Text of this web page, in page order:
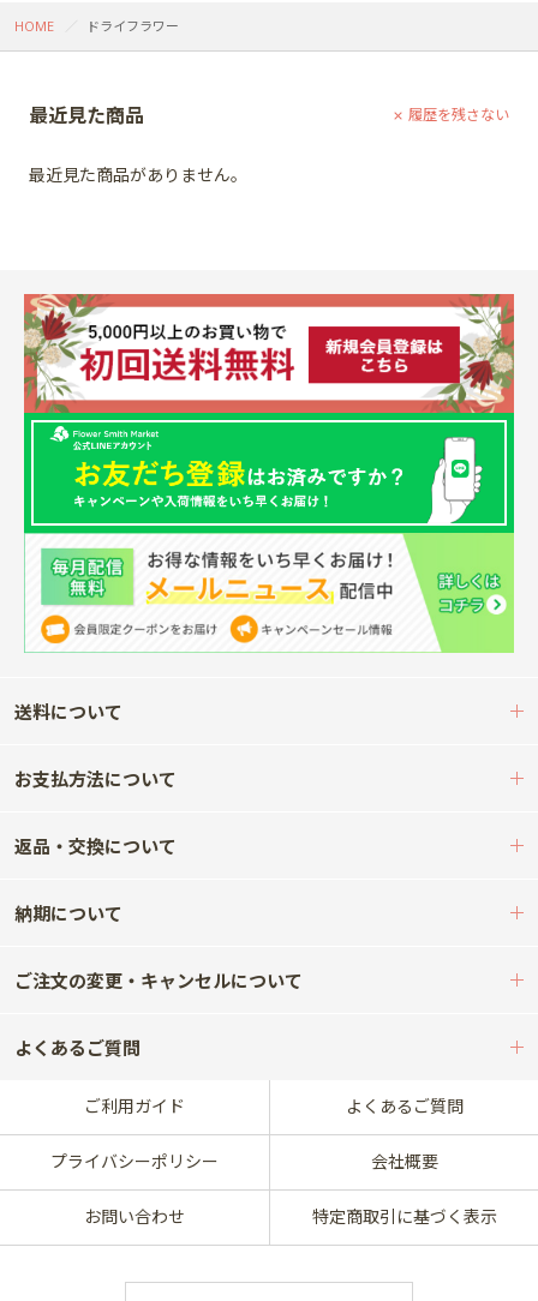
HOME ドライフラワー
最近見た商品
最近見た商品がありません。
履歴を残さない
送料について
お支払方法について
返品・交換について
納期について
ご注文の変更・キャンセルについて
よくあるご質問
ご利用ガイド よくあるご質問
プライバシーポリシー 会社概要
お問い合わせ 特定商取引に基づく表示